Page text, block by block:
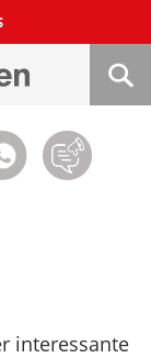
interessante